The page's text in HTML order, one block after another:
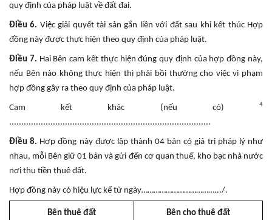
quy định của pháp luật về đất đai.
Điều 6. Việc giải quyết tài sản gắn liền với đất sau khi kết thúc Hợp
đồng này được thực hiện theo quy định của pháp luật.
Điều 7. Hai Bên cam kết thực hiện đúng quy định của hợp đồng này,
nếu Bên nào không thực hiện thì phải bồi thường cho việc vi phạm
hợp đồng gây ra theo quy định của pháp luật.
Cam kết khác (nếu có) 4
...................................................................................
Điều 8. Hợp đồng này được lập thành 04 bản có giá trị pháp lý như
nhau, mỗi Bên giữ 01 bản và gửi đến cơ quan thuế, kho bạc nhà nước
nơi thu tiền thuê đất.
Hợp đồng này có hiệu lực kể từ ngày……………………………….../.
Bên thuê đất Bên cho thuê đất